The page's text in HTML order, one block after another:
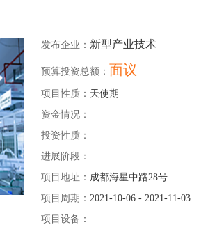
发布企业： 新型产业技术
预算投资总额： 面议
项目性质： 天使期
资金情况：
投资性质：
进展阶段：
项目地址： 成都海星中路28号
项目周期： 2021-10-06 - 2021-11-03
项目设备：